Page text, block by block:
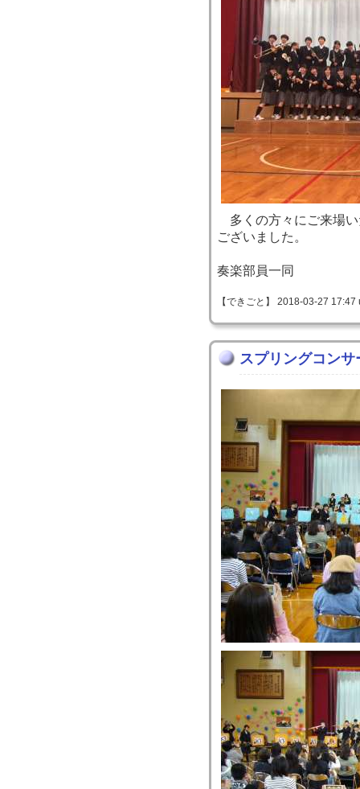
多くの方々にご来場い
ございました。
奏楽部員一同
【できごと】 2018-03-27
スプリングコンサ